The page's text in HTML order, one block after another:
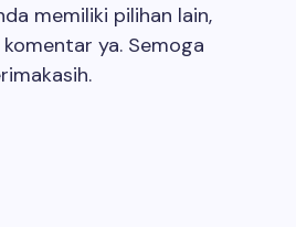
memiliki pilihan lain,
ya. Semoga